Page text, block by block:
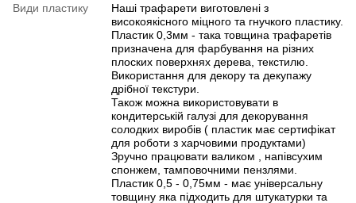
Види пластику
Наші трафарети виготовлені з
високоякісного міцного та гнучкого пластику.
Пластик 0,3мм - така товщина трафаретів
призначена для фарбування на різних
плоских поверхнях дерева, текстилю.
Використання для декору та декупажу
дрібної текстури.
Також можна використовувати в
кондитерській галузі для декорування
солодких виробів ( пластик має сертифікат
для роботи з харчовими продуктами)
Зручно працювати валиком , напівсухим
спонжем, тамповочними пензлями.
Пластик 0,5 - 0,75мм - має універсальну
товщину яка підходить для штукатурки та